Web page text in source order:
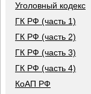
Уголовный кодекс
ГК РФ (часть 1)
ГК РФ (часть 2)
ГК РФ (часть 3)
ГК РФ (часть 4)
КоАП РФ